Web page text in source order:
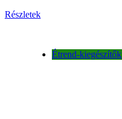
Részletek
Étrend-kiegészítők